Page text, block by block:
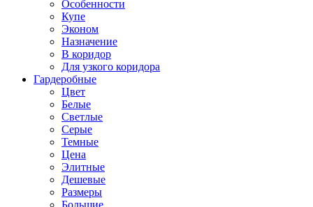
Особенности
Купе
Эконом
Назначение
В коридор
Для узкого коридора
Гардеробные
Цвет
Белые
Светлые
Серые
Темные
Цена
Элитные
Дешевые
Размеры
Большие